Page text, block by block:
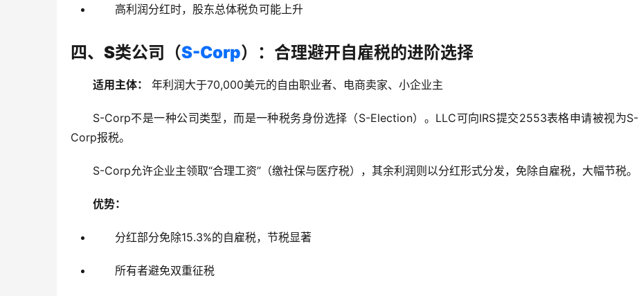
高利润分红时，股东总体税负可能上升
四、S类公司（S-Corp）：合理避开自雇税的进阶选择
适用主体： 年利润大于70,000美元的自由职业者、电商卖家、小企业主
S-Corp不是一种公司类型，而是一种税务身份选择（S-Election）。LLC可向IRS提交2553表格申请被视为S-
Corp报税。
S-Corp允许企业主领取“合理工资”（缴社保与医疗税），其余利润则以分红形式分发，免除自雇税，大幅节税。
优势：
分红部分免除15.3%的自雇税，节税显著
所有者避免双重征税